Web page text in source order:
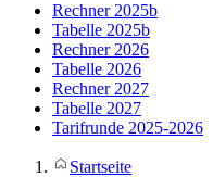
Rechner 2025b
Tabelle 2025b
Rechner 2026
Tabelle 2026
Rechner 2027
Tabelle 2027
Tarifrunde 2025-2026
Startseite